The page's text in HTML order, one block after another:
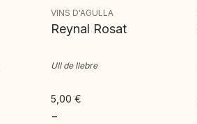
VINS D'AGULLA
Reynal Rosat
Ull de llebre
5,00 €
−